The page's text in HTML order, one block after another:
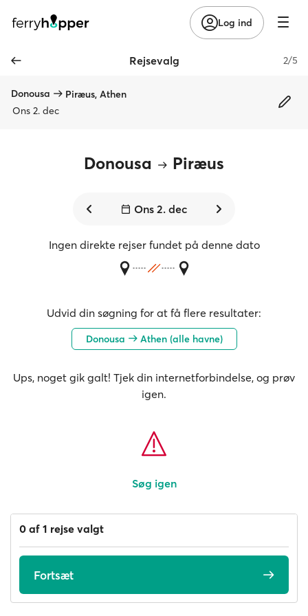
Log ind
Rejsevalg 2/5
Donousa
Piræus, Athen
Ons 2. dec
Donousa Piræus
Ons 2. dec
Ingen direkte rejser fundet på denne dato
Udvid din søgning for at få flere resultater:
Donousa Athen (alle havne)
Ups, noget gik galt! Tjek din internetforbindelse, og prøv
igen.
Søg igen
0 af 1 rejse valgt
Fortsæt